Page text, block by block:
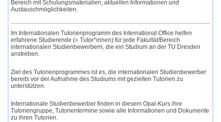
Bereich mit Schulungsmaterialien, aktuellen Informationen und
Austauschmöglichkeiten.
Im Internationalen Tutorienprogramm des International Office helfen
erfahrene Studierende (= Tutor*innen) für jede Fakultät/Bereich
internationalen Studienbewerbern, die ein Studium an der TU Dresden
anstreben.
Ziel des Tutorienprogrammes ist es, die internationalen Studienbewerber
bereits vor der Aufnahme des Studiums mit gezielten Tutorien zu
unterstützen.
Internationale Studienbewerber finden in diesem Opal-Kurs ihre
Tutoriengruppe, Tutorientermine sowie alle Informationen und Dokumente
zu ihren Tutorien.